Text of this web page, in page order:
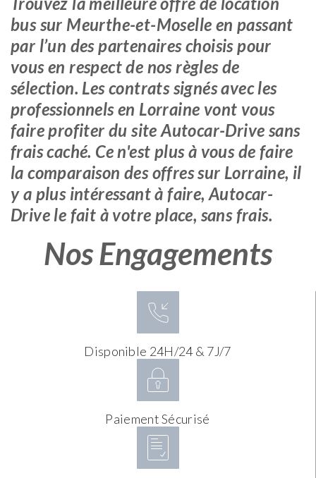
bus sur Meurthe-et-Moselle en passant
par l’un des partenaires choisis pour
vous en respect de nos règles de
sélection. Les contrats signés avec les
professionnels en Lorraine vont vous
faire profiter du site Autocar-Drive sans
frais caché. Ce n'est plus à vous de faire
la comparaison des offres sur Lorraine, il
y a plus intéressant à faire, Autocar-
Drive le fait à votre place, sans frais.
Nos Engagements
Disponible 24H/24 & 7J/7
Paiement Sécurisé